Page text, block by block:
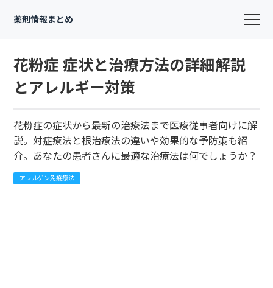
薬剤情報まとめ
花粉症 症状と治療方法の詳細解説
とアレルギー対策
花粉症の症状から最新の治療法まで医療従事者向けに解
説。対症療法と根治療法の違いや効果的な予防策も紹
介。あなたの患者さんに最適な治療法は何でしょうか？
アレルゲン免疫療法